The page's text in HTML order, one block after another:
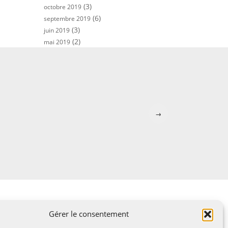
Gérer le consentement
octobre 2019 (3)
septembre 2019 (6)
juin 2019 (3)
mai 2019 (2)
→